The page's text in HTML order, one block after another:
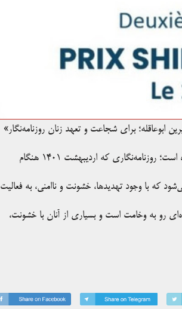
ابوعاقله؛ برای شجاعت و تعهد زنان روزنامه‌نگار»
این جایزه به نام شیرین ابوعاقله، خبرنگار فلسطینی ـ آمریکایی شبکه الجزیره نامگذاری شده است؛ روزنامه‌نگاری که اردیبهشت ۱۴۰۱ هنگام
که با وجود تهدیدها، خشونت و ناامنی، به فعالیت
رو به وخامت است و بسیاری از آنان با خشونت،